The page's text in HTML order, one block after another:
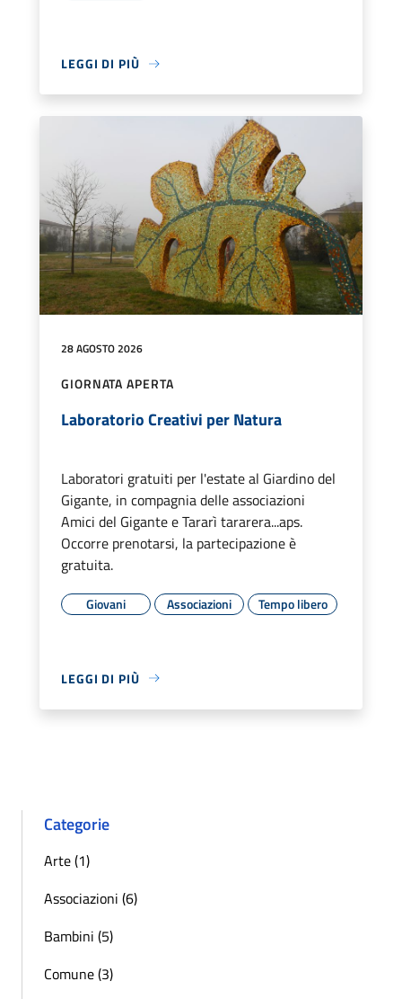
LEGGI DI PIÙ
28 AGOSTO 2026
GIORNATA APERTA
Laboratorio Creativi per Natura
Laboratori gratuiti per l'estate al Giardino del
Gigante, in compagnia delle associazioni
Amici del Gigante e Tararì tararera...aps.
Occorre prenotarsi, la partecipazione è
gratuita.
Giovani Associazioni Tempo libero
LEGGI DI PIÙ
Categorie
Arte (1)
Associazioni (6)
Bambini (5)
Comune (3)